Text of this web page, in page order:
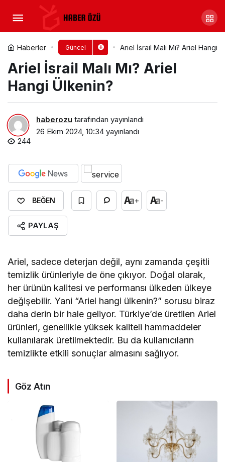
Haberler Güncel Ariel İsrail Malı Mı? Ariel Hangi
Ariel İsrail Malı Mı? Ariel
Hangi Ülkenin?
haberozu tarafından yayınlandı
26 Ekim 2024, 10:34 yayınlandı
244
BEĞEN + -
PAYLAŞ
Ariel, sadece deterjan değil, aynı zamanda çeşitli
temizlik ürünleriyle de öne çıkıyor. Doğal olarak,
her ürünün kalitesi ve performansı ülkeden ülkeye
değişebilir. Yani “Ariel hangi ülkenin?” sorusu biraz
daha derin bir hale geliyor. Türkiye’de üretilen Ariel
ürünleri, genellikle yüksek kaliteli hammaddeler
kullanılarak üretilmektedir. Bu da kullanıcıların
temizlikte etkili sonuçlar almasını sağlıyor.
Göz Atın
Alo İsrail Malı Mı? Alo Hangi
Ülkenin?Yorum Yap